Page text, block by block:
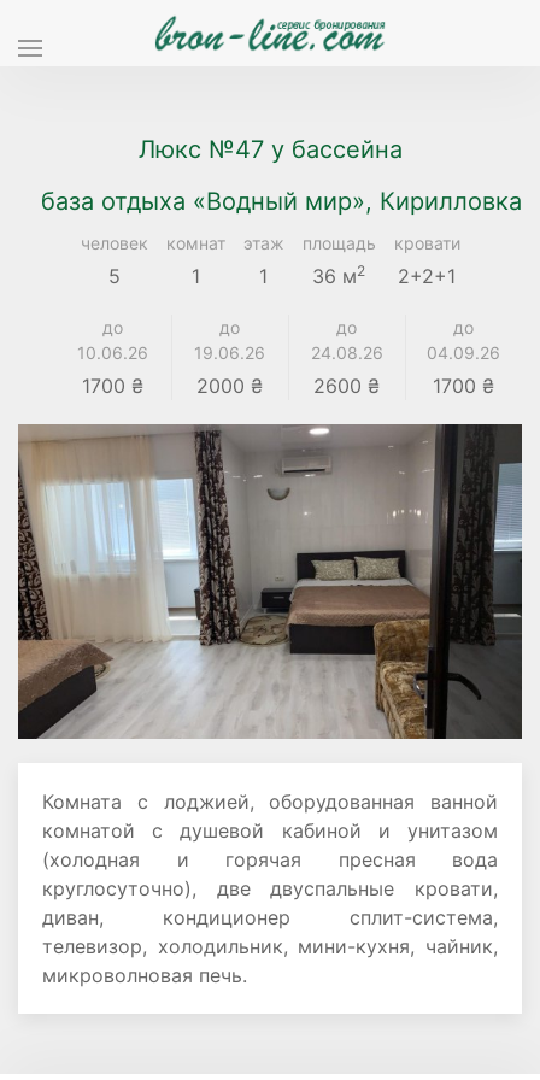
Люкс №47 у бассейна
база отдыха «Водный мир», Кирилловка
человек
5
комнат
1
этаж
1
площадь
36 м2
кровати
2+2+1
до
10.06.26
1700 ₴
до
19.06.26
2000 ₴
до
24.08.26
2600 ₴
до
04.09.26
1700 ₴
Комната с лоджией, оборудованная ванной
комнатой с душевой кабиной и унитазом
(холодная и горячая пресная вода
круглосуточно), две двуспальные кровати,
диван, кондиционер сплит-система,
телевизор, холодильник, мини-кухня, чайник,
микроволновая печь.